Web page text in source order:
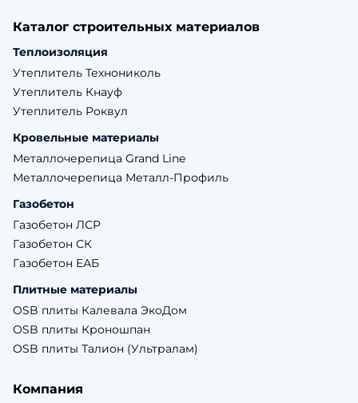
Каталог строительных материалов
Теплоизоляция
Утеплитель Технониколь
Утеплитель Кнауф
Утеплитель Роквул
Кровельные материалы
Металлочерепица Grand Line
Металлочерепица Металл-Профиль
Газобетон
Газобетон ЛСР
Газобетон СК
Газобетон ЕАБ
Плитные материалы
OSB плиты Калевала ЭкоДом
OSB плиты Кроношпан
OSB плиты Талион (Ультралам)
Компания